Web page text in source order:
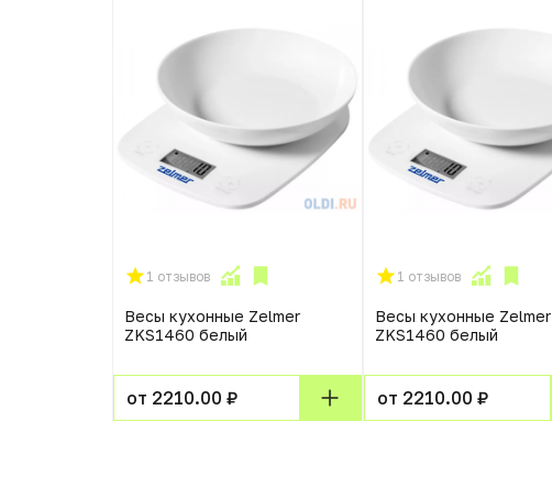
1 отзывов
Весы кухонные Zelmer
ZKS1460 белый
от 2210.00 ₽
1 отзывов
Весы кухонные Zelmer
ZKS1460 белый
от 2210.00 ₽